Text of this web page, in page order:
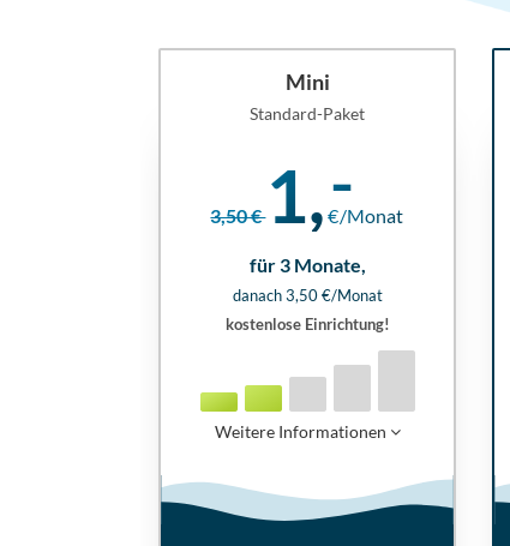
Mini
Standard-Paket
3,50 €1, €/Monat
für 3 Monate,
danach 3,50 €/Monat
kostenlose Einrichtung!
Weitere Informationen